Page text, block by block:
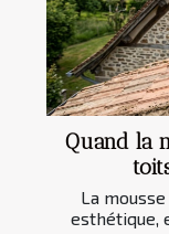
Quand la
La
esthétique,